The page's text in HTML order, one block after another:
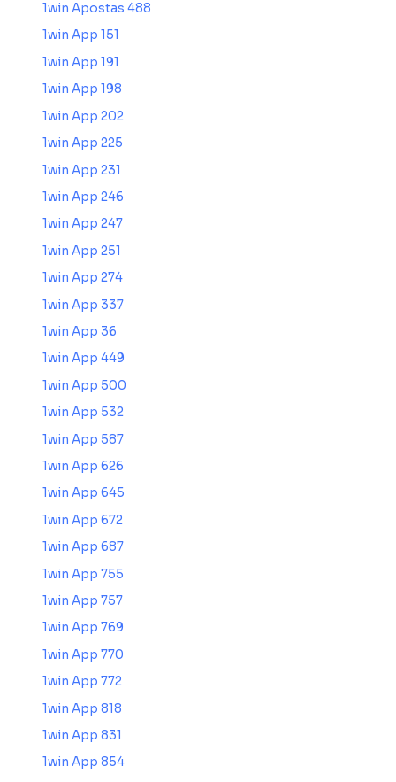
1win Apostas 488
1win App 151
1win App 191
1win App 198
1win App 202
1win App 225
1win App 231
1win App 246
1win App 247
1win App 251
1win App 274
1win App 337
1win App 36
1win App 449
1win App 500
1win App 532
1win App 587
1win App 626
1win App 645
1win App 672
1win App 687
1win App 755
1win App 757
1win App 769
1win App 770
1win App 772
1win App 818
1win App 831
1win App 854